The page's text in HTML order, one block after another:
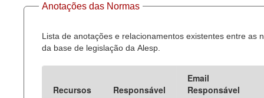
Dados Governamentais Abertos
Planejamento
Anotações das Normas
Lista de anotações e relacionamentos existentes entre as
da base de legislação da Alesp.
Recursos Responsável
Email
Responsável